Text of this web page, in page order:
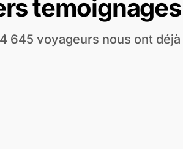
645 voyageurs nous ont